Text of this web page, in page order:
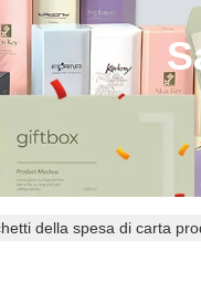
della spesa di carta